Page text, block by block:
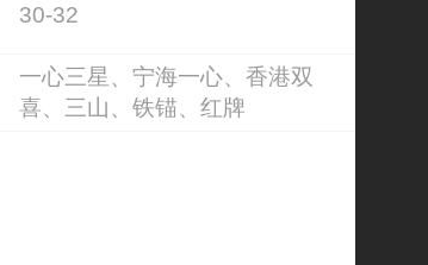
30-32
一心三星、宁海一心、香港双
喜、三山、铁锚、红牌